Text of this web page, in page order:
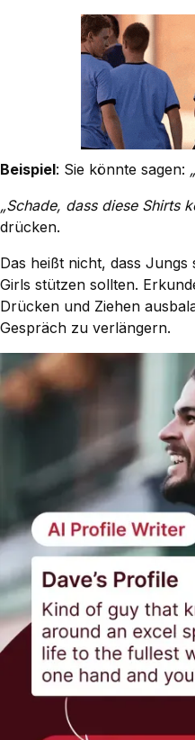
Beispiel: Sie könnte sagen:
„Schade, dass diese Shirts
drücken.
Das heißt nicht, dass
Girls stützen sollten.
Drücken und Ziehen
Gespräch zu verlängern.